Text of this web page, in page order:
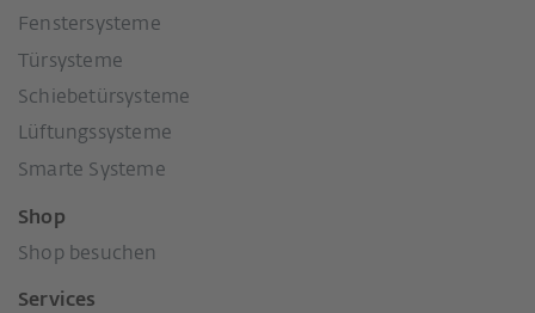
Fenstersysteme
Türsysteme
Schiebetürsysteme
Lüftungssysteme
Smarte Systeme
Shop
Shop besuchen
Services